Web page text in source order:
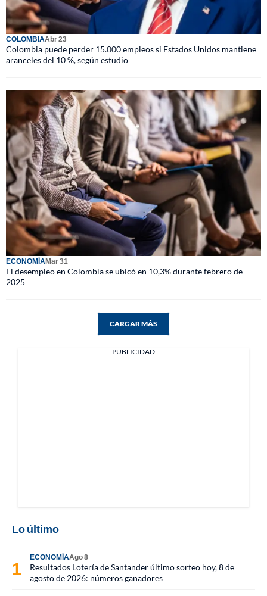
COLOMBIAAbr 23
Colombia puede perder 15.000 empleos si Estados Unidos mantiene
aranceles del 10 %, según estudio
ECONOMÍAMar 31
El desempleo en Colombia se ubicó en 10,3% durante febrero de
2025
CARGAR MÁS
PUBLICIDAD
Lo último
ECONOMÍAAgo 8
Resultados Lotería de Santander último sorteo hoy, 8 de
agosto de 2026: números ganadores